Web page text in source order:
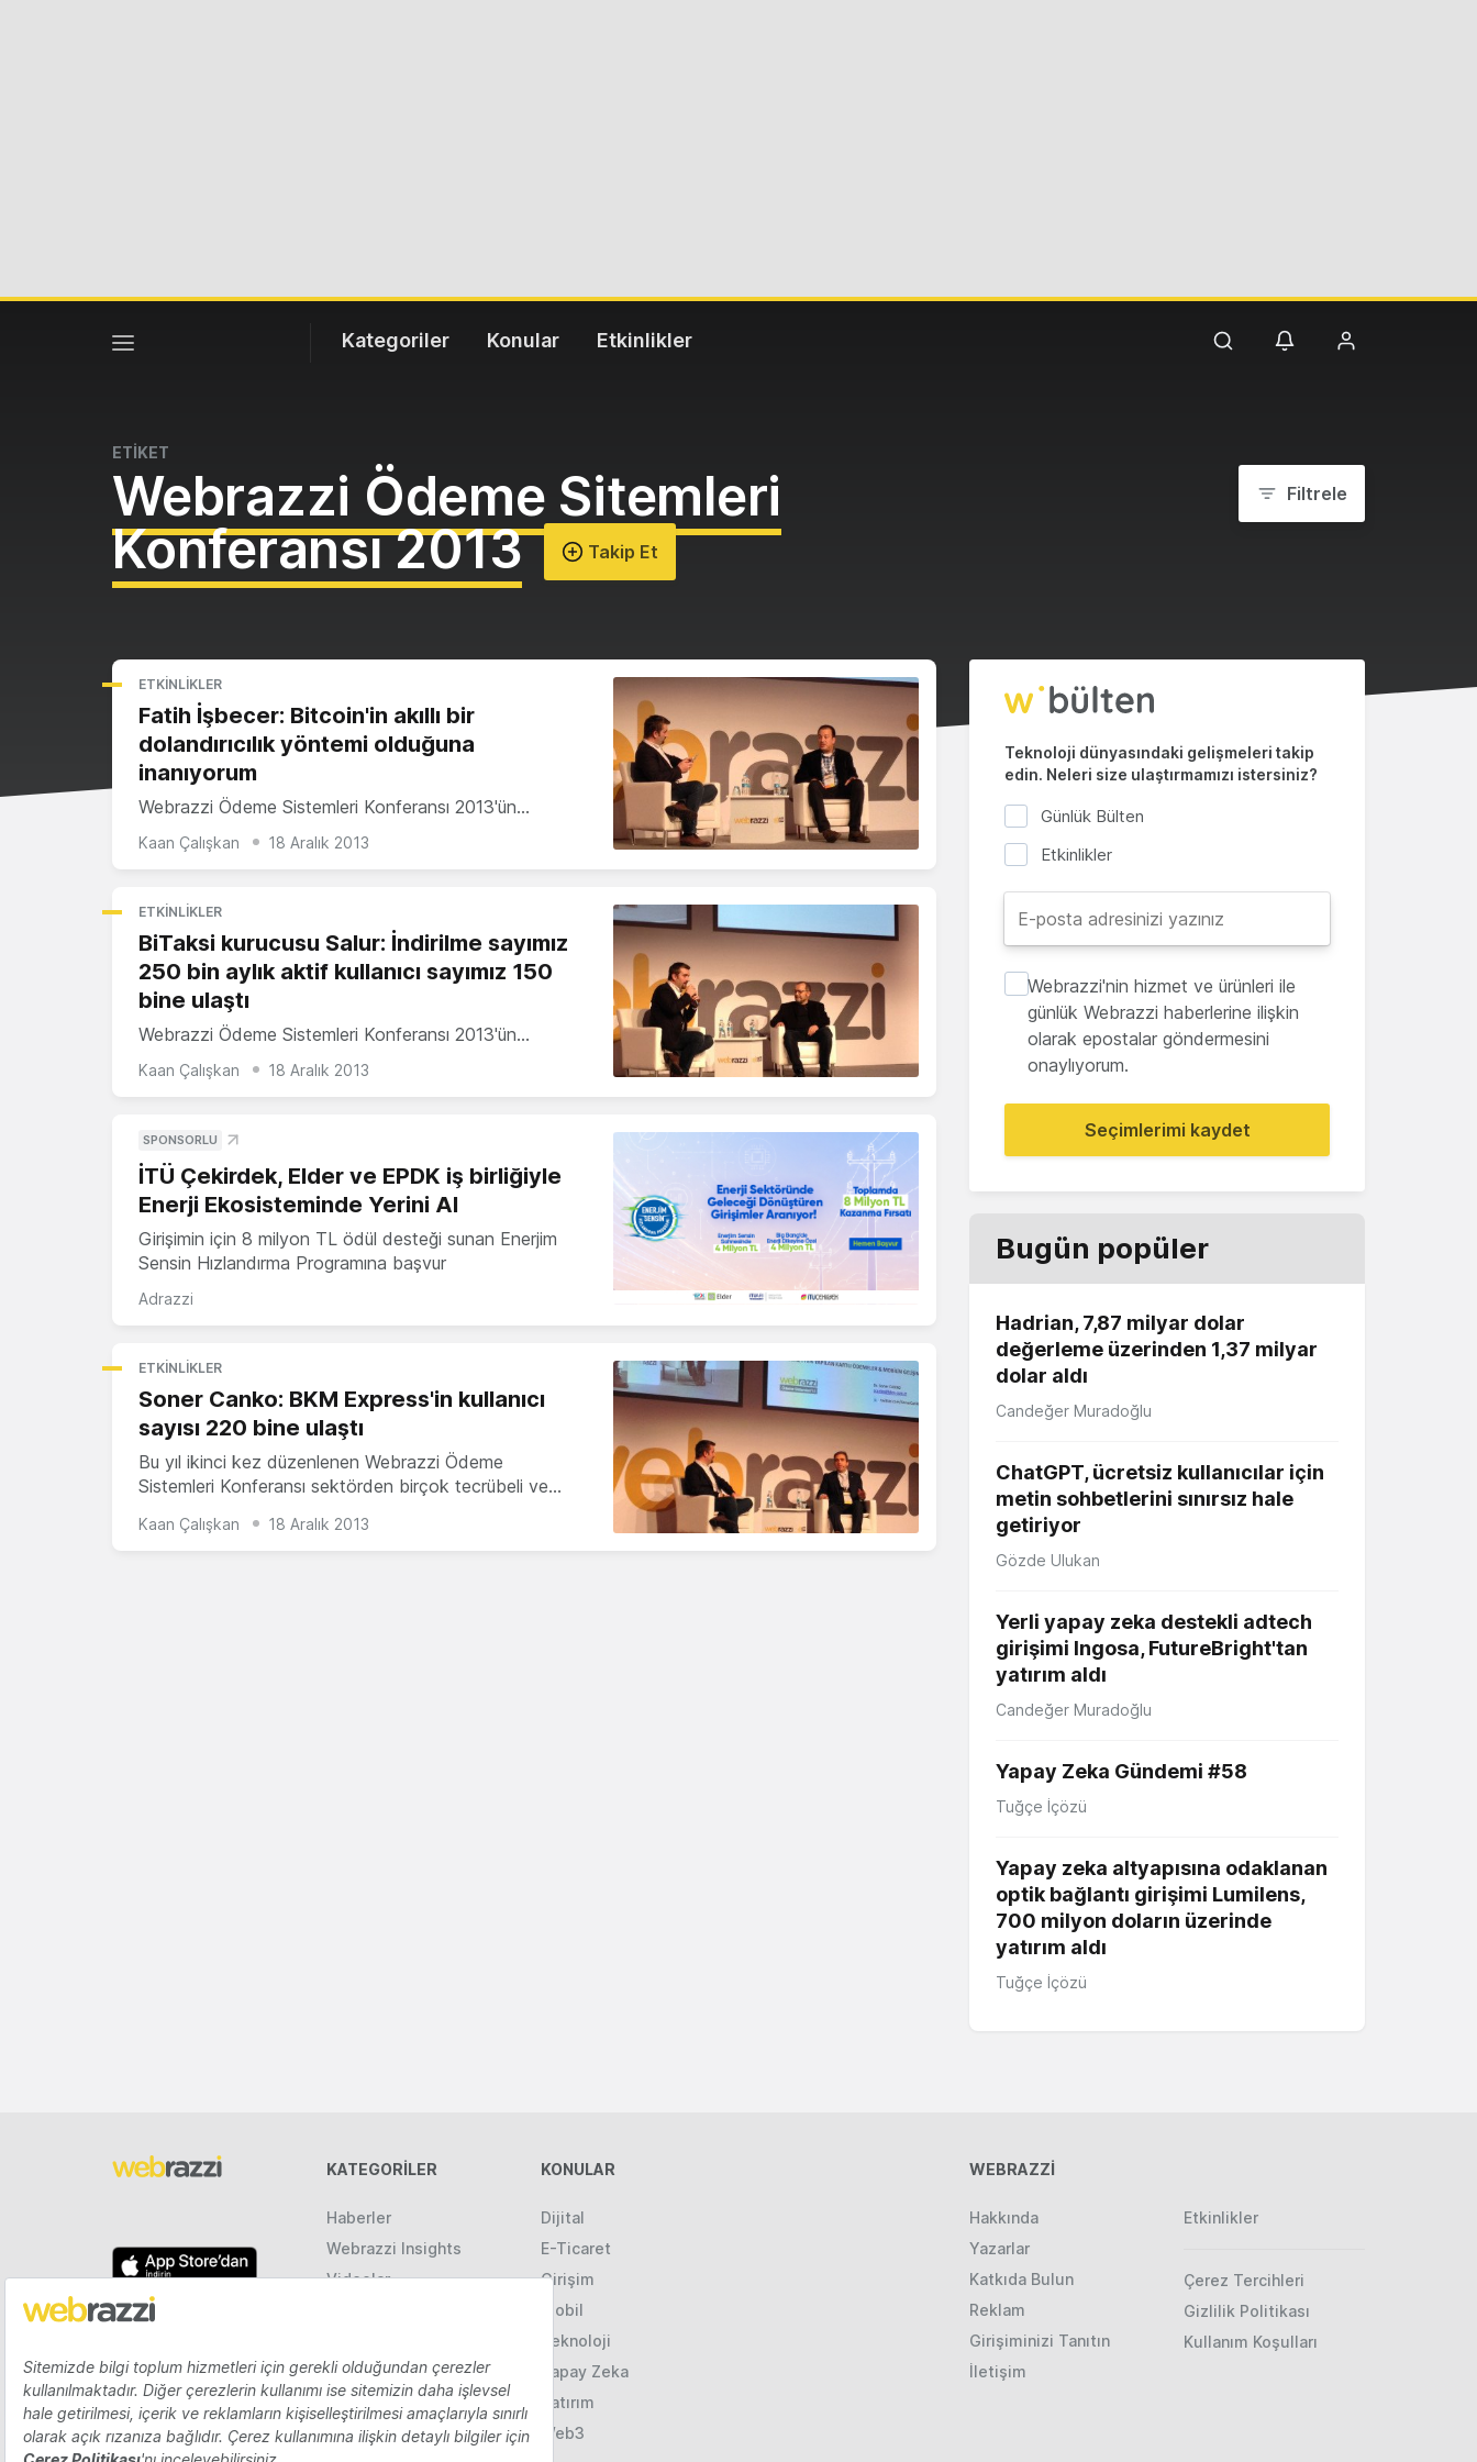
Kategoriler Konular Etkinlikler
ETİKET
Webrazzi Ödeme Sitemleri
Konferansı 2013
Takip Et
Filtrele
ETKINLIKLER
Fatih İşbecer: Bitcoin'in akıllı bir
dolandırıcılık yöntemi olduğuna
inanıyorum
Webrazzi Ödeme Sistemleri Konferansı 2013'ün…
Kaan Çalışkan 18 Aralık 2013
ETKINLIKLER
BiTaksi kurucusu Salur: İndirilme sayımız
250 bin aylık aktif kullanıcı sayımız 150
bine ulaştı
Webrazzi Ödeme Sistemleri Konferansı 2013'ün…
Kaan Çalışkan 18 Aralık 2013
SPONSORLU
İTÜ Çekirdek, Elder ve EPDK iş birliğiyle
Enerji Ekosisteminde Yerini Al
Girişimin için 8 milyon TL ödül desteği sunan Enerjim
Sensin Hızlandırma Programına başvur
Adrazzi
ETKINLIKLER
Soner Canko: BKM Express'in kullanıcı
sayısı 220 bine ulaştı
Bu yıl ikinci kez düzenlenen Webrazzi Ödeme
Sistemleri Konferansı sektörden birçok tecrübeli ve…
Kaan Çalışkan 18 Aralık 2013
Teknoloji dünyasındaki gelişmeleri takip
edin. Neleri size ulaştırmamızı istersiniz?
Günlük Bülten
Etkinlikler
Webrazzi'nin hizmet ve ürünleri ile
günlük Webrazzi haberlerine ilişkin
olarak epostalar göndermesini
onaylıyorum.
Seçimlerimi kaydet
Bugün popüler
Hadrian, 7,87 milyar dolar
değerleme üzerinden 1,37 milyar
dolar aldı
Candeğer Muradoğlu
ChatGPT, ücretsiz kullanıcılar için
metin sohbetlerini sınırsız hale
getiriyor
Gözde Ulukan
Yerli yapay zeka destekli adtech
girişimi Ingosa, FutureBright'tan
yatırım aldı
Candeğer Muradoğlu
Yapay Zeka Gündemi #58
Tuğçe İçözü
Yapay zeka altyapısına odaklanan
optik bağlantı girişimi Lumilens,
700 milyon doların üzerinde
yatırım aldı
Tuğçe İçözü
KATEGORILER
Haberler
Webrazzi Insights
Videolar
KONULAR
Dijital
E-Ticaret
Girişim
Mobil
Teknoloji
Yapay Zeka
Yatırım
Web3
WEBRAZZİ
Hakkında
Yazarlar
Katkıda Bulun
Reklam
Girişiminizi Tanıtın
İletişim
Etkinlikler
Çerez Tercihleri
Gizlilik Politikası
Kullanım Koşulları